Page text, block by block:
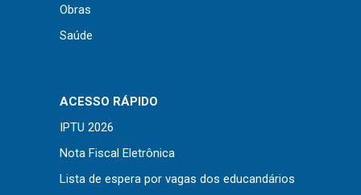
Obras
Saúde
ACESSO RÁPIDO
IPTU 2026
Nota Fiscal Eletrônica
Lista de espera por vagas dos educandários